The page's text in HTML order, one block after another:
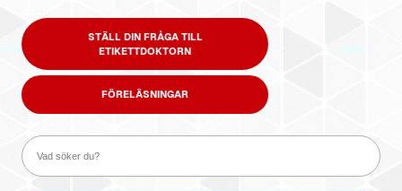
STÄLL DIN FRÅGA TILL
ETIKETTDOKTORN
FÖRELÄSNINGAR